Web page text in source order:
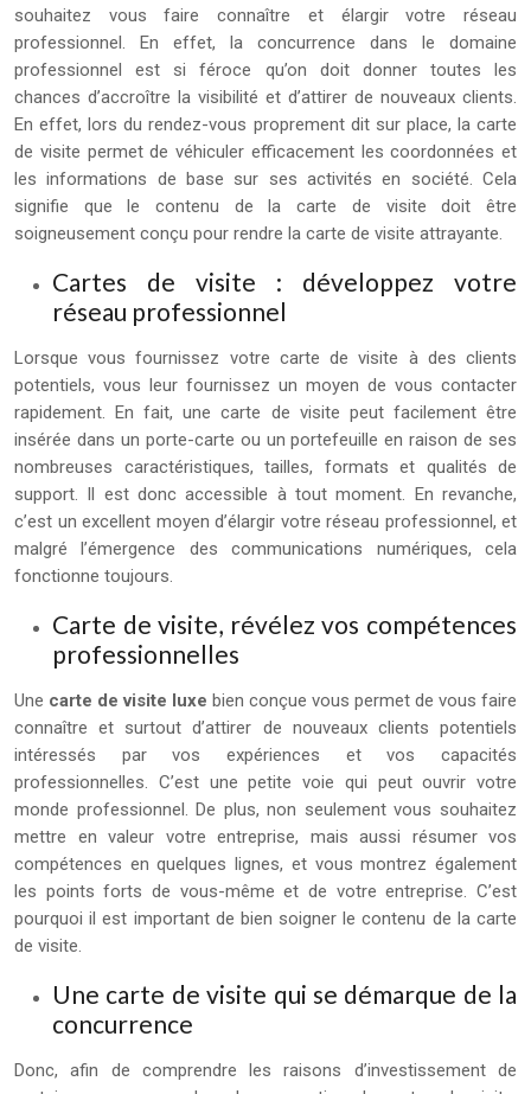
souhaitez vous faire connaître et élargir votre réseau
professionnel. En effet, la concurrence dans le domaine
professionnel est si féroce qu’on doit donner toutes les
chances d’accroître la visibilité et d’attirer de nouveaux clients.
En effet, lors du rendez-vous proprement dit sur place, la carte
de visite permet de véhiculer efficacement les coordonnées et
les informations de base sur ses activités en société. Cela
signifie que le contenu de la carte de visite doit être
soigneusement conçu pour rendre la carte de visite attrayante.
Cartes de visite : développez votre
réseau professionnel
Lorsque vous fournissez votre carte de visite à des clients
potentiels, vous leur fournissez un moyen de vous contacter
rapidement. En fait, une carte de visite peut facilement être
insérée dans un porte-carte ou un portefeuille en raison de ses
nombreuses caractéristiques, tailles, formats et qualités de
support. Il est donc accessible à tout moment. En revanche,
c’est un excellent moyen d’élargir votre réseau professionnel, et
malgré l’émergence des communications numériques, cela
fonctionne toujours.
Carte de visite, révélez vos compétences
professionnelles
Une carte de visite luxe bien conçue vous permet de vous faire
connaître et surtout d’attirer de nouveaux clients potentiels
intéressés par vos expériences et vos capacités
professionnelles. C’est une petite voie qui peut ouvrir votre
monde professionnel. De plus, non seulement vous souhaitez
mettre en valeur votre entreprise, mais aussi résumer vos
compétences en quelques lignes, et vous montrez également
les points forts de vous-même et de votre entreprise. C’est
pourquoi il est important de bien soigner le contenu de la carte
de visite.
Une carte de visite qui se démarque de la
concurrence
Donc, afin de comprendre les raisons d’investissement de